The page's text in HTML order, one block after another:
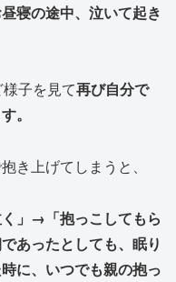
寝の途中、泣いて起き
子を見て再び自分で
。
き上げてしまうと、
」→「抱っこしてもら
あったとしても、眠り
に、いつでも親の抱っ